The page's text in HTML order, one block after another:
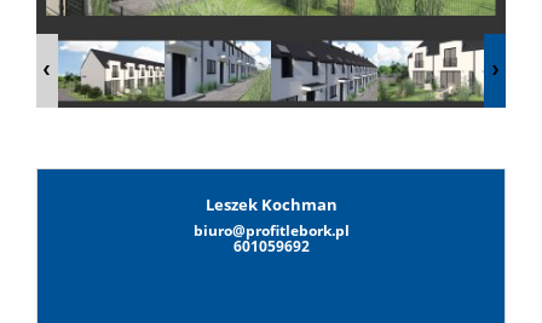
Hale
Leszek Kochman
biuro@profitlebork.pl
601059692